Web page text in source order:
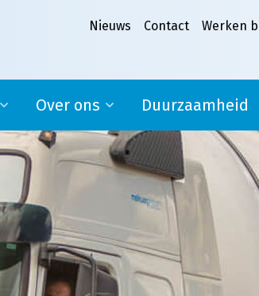
Nieuws Contact Werken
Over ons
Ons verhaal
Missie, visie en kernwaarden
Werken bij Melkweg|Fritom
Duurzaamheid